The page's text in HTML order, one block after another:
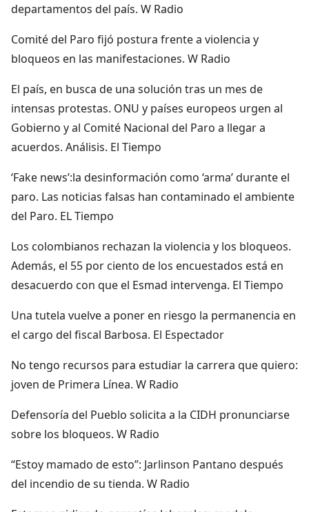
departamentos del país. W Radio
Comité del Paro fijó postura frente a violencia y
bloqueos en las manifestaciones. W Radio
El país, en busca de una solución tras un mes de
intensas protestas. ONU y países europeos urgen al
Gobierno y al Comité Nacional del Paro a llegar a
acuerdos. Análisis. El Tiempo
‘Fake news’:la desinformación como ‘arma’ durante el
paro. Las noticias falsas han contaminado el ambiente
del Paro. EL Tiempo
Los colombianos rechazan la violencia y los bloqueos.
Además, el 55 por ciento de los encuestados está en
desacuerdo con que el Esmad intervenga. El Tiempo
Una tutela vuelve a poner en riesgo la permanencia en
el cargo del fiscal Barbosa. El Espectador
No tengo recursos para estudiar la carrera que quiero:
joven de Primera Línea. W Radio
Defensoría del Pueblo solicita a la CIDH pronunciarse
sobre los bloqueos. W Radio
“Estoy mamado de esto”: Jarlinson Pantano después
del incendio de su tienda. W Radio